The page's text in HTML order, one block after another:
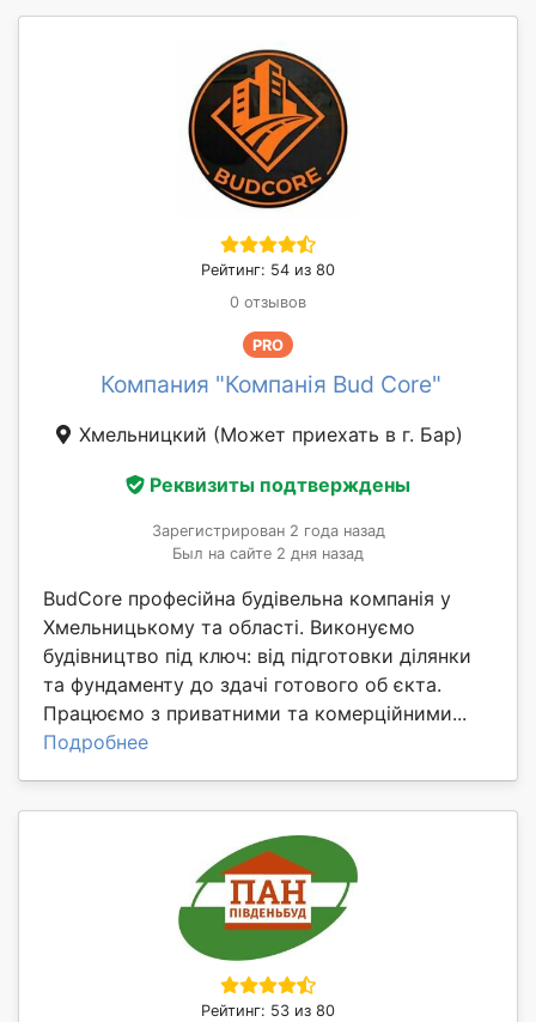
Рейтинг: 54 из 80
0 отзывов
PRO
Компания "Компанія Bud Core"
Хмельницкий (Может приехать в г. Бар)
Реквизиты подтверждены
Зарегистрирован 2 года назад
Был на сайте 2 дня назад
BudCore професійна будівельна компанія у
Хмельницькому та області. Виконуємо
будівництво під ключ: від підготовки ділянки
та фундаменту до здачі готового об єкта.
Працюємо з приватними та комерційними...
Подробнее
Рейтинг: 53 из 80